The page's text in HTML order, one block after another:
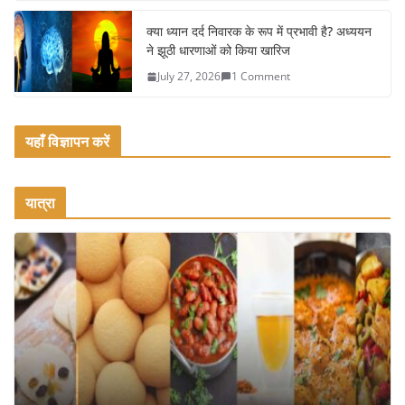
क्या ध्यान दर्द निवारक के रूप में प्रभावी है? अध्ययन
ने झूठी धारणाओं को किया खारिज
July 27, 2026 1 Comment
यहाँ विज्ञापन करें
यात्रा